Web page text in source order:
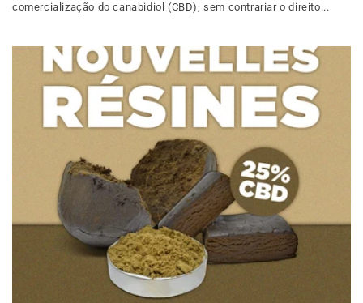
comercialização do canabidiol (CBD), sem contrariar o direito...